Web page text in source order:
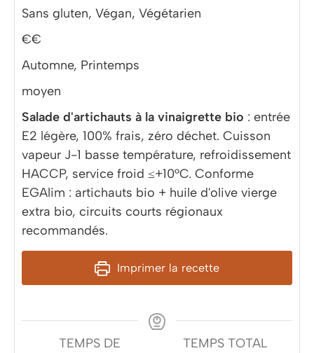
Sans gluten, Végan, Végétarien
€€
Automne, Printemps
moyen
Salade d'artichauts à la vinaigrette bio : entrée
E2 légère, 100% frais, zéro déchet. Cuisson
vapeur J-1 basse température, refroidissement
HACCP, service froid ≤+10°C. Conforme
EGAlim : artichauts bio + huile d'olive vierge
extra bio, circuits courts régionaux
recommandés.
Imprimer la recette
TEMPS DE
TEMPS TOTAL